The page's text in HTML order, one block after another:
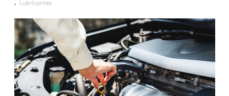
Lubricantes